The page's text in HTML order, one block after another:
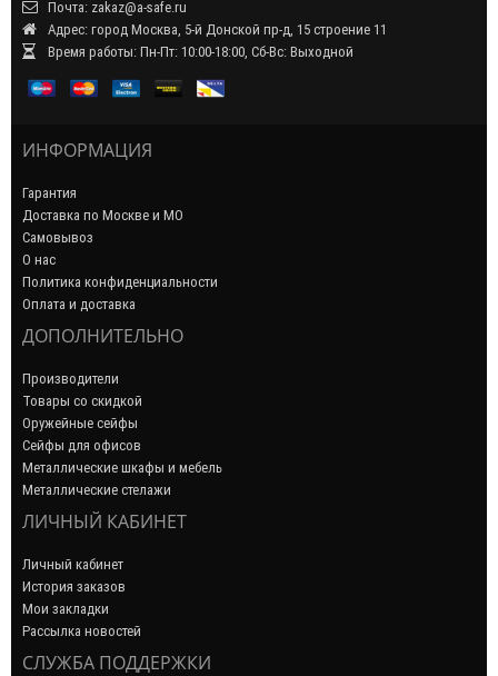
Почта: zakaz@a-safe.ru
Адрес: город Москва, 5-й Донской пр-д, 15 строение 11
Время работы: Пн-Пт: 10:00-18:00, Сб-Вс: Выходной
ИНФОРМАЦИЯ
Гарантия
Доставка по Москве и МО
Самовывоз
О нас
Политика конфиденциальности
Оплата и доставка
ДОПОЛНИТЕЛЬНО
Производители
Товары со скидкой
Оружейные сейфы
Сейфы для офисов
Металлические шкафы и мебель
Металлические стелажи
ЛИЧНЫЙ КАБИНЕТ
Личный кабинет
История заказов
Мои закладки
Рассылка новостей
СЛУЖБА ПОДДЕРЖКИ